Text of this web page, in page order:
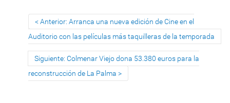
Anterior: Arranca una nueva edición de Cine en el
Auditorio con las películas más taquilleras de la temporada
Siguiente: Colmenar Viejo dona 53.380 euros para la
reconstrucción de La Palma